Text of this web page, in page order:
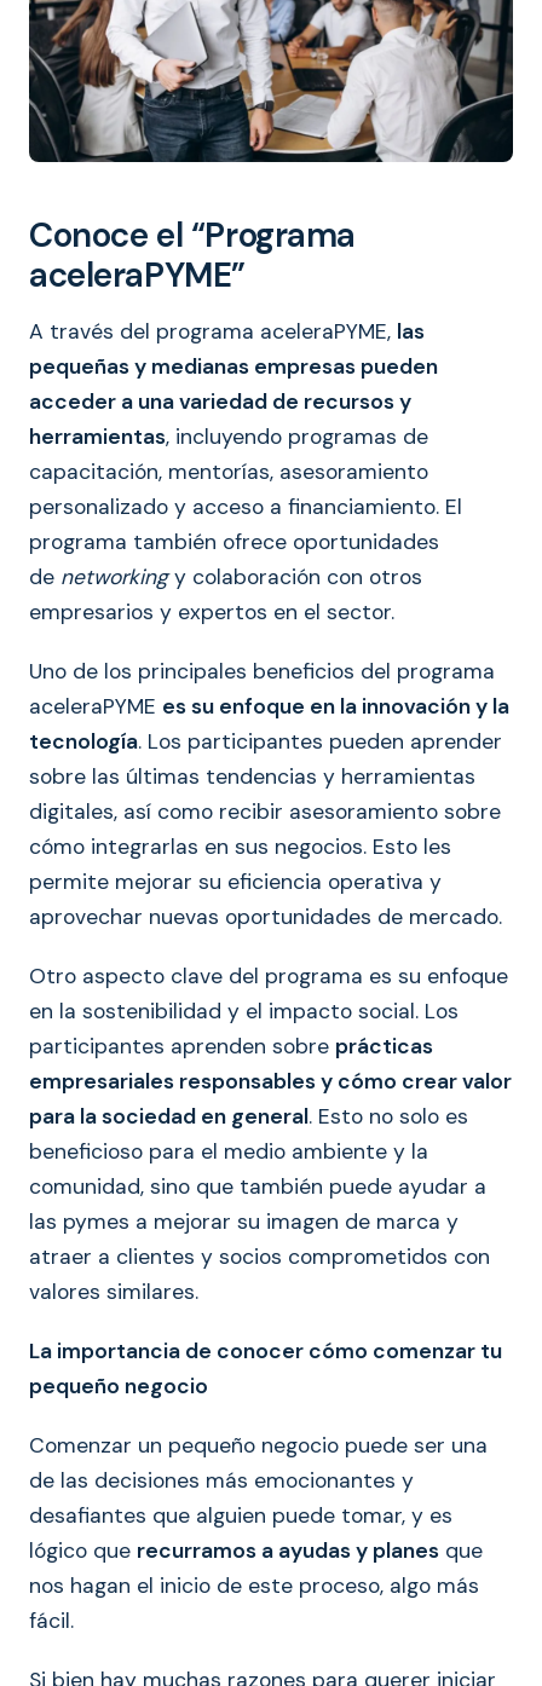
Conoce el “Programa
aceleraPYME”
A través del programa aceleraPYME, las
pequeñas y medianas empresas pueden
acceder a una variedad de recursos y
herramientas, incluyendo programas de
capacitación, mentorías, asesoramiento
personalizado y acceso a financiamiento. El
programa también ofrece oportunidades
de networkingy colaboración con otros
empresarios y expertos en el sector.
Uno de los principales beneficios del programa
aceleraPYME es su enfoque en la innovación y la
tecnología. Los participantes pueden aprender
sobre las últimas tendencias y herramientas
digitales, así como recibir asesoramiento sobre
cómo integrarlas en sus negocios. Esto les
permite mejorar su eficiencia operativa y
aprovechar nuevas oportunidades de mercado.
Otro aspecto clave del programa es su enfoque
en la sostenibilidad y el impacto social. Los
participantes aprenden sobre prácticas
empresariales responsables y cómo crear valor
para la sociedad en general. Esto no solo es
beneficioso para el medio ambiente y la
comunidad, sino que también puede ayudar a
las pymes a mejorar su imagen de marca y
atraer a clientes y socios comprometidos con
valores similares.
La importancia de conocer cómo comenzar tu
pequeño negocio
Comenzar un pequeño negocio puede ser una
de las decisiones más emocionantes y
desafiantes que alguien puede tomar, y es
lógico que recurramos a ayudas y planes que
nos hagan el inicio de este proceso, algo más
fácil.
Si bien hay muchas razones para querer iniciar